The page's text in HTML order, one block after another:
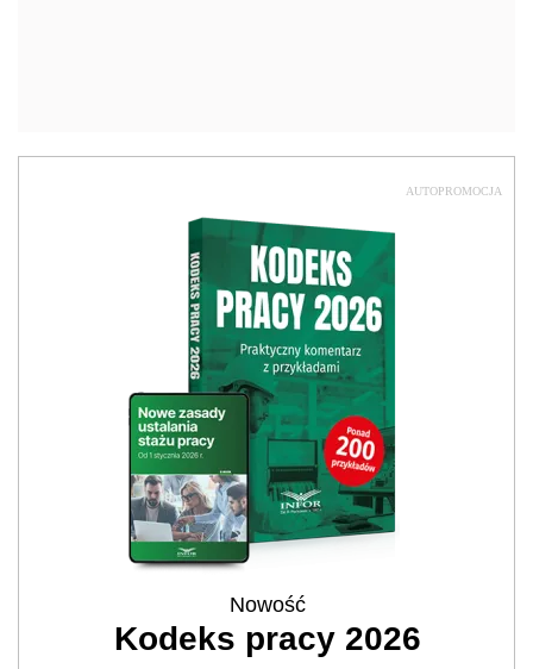
AUTOPROMOCJA
Nowość
Kodeks pracy 2026